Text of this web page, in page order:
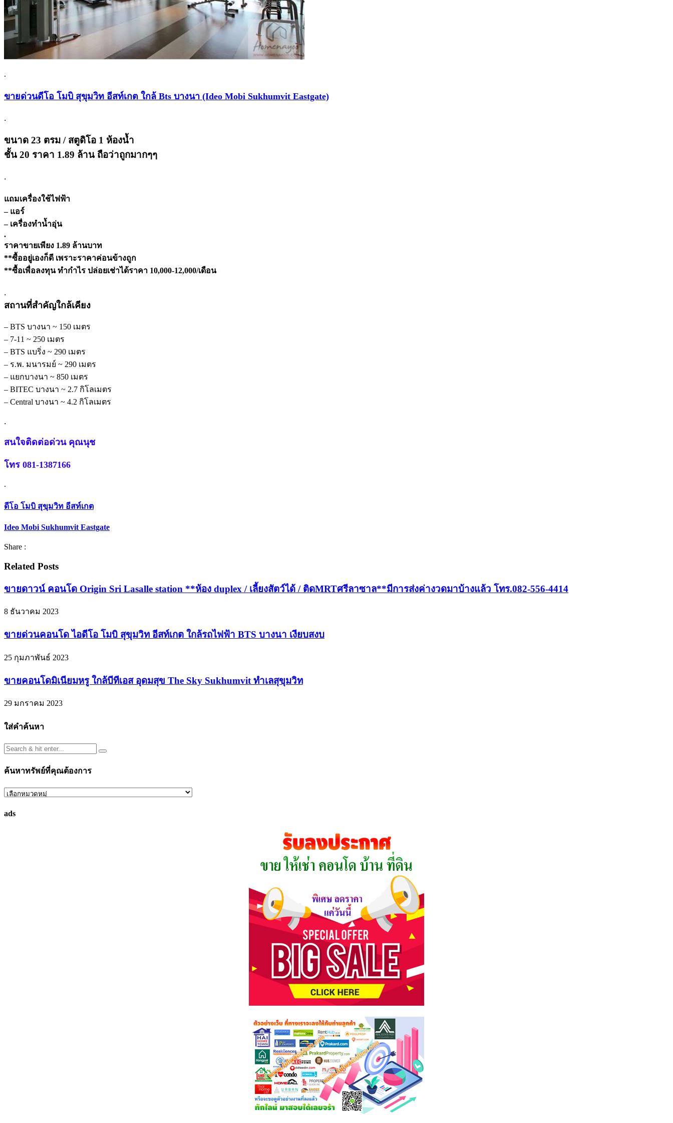
.
ขายด่วนดีโอ โมบิ สุขุมวิท อีสท์เกต ใกล้ Bts บางนา (Ideo Mobi Sukhumvit Eastgate)
.
ขนาด 23 ตรม / สตูดิโอ 1 ห้องน้ำ
ชั้น 20 ราคา 1.89 ล้าน ถือว่าถูกมากๆๆ
.
แถมเครื่องใช้ไฟฟ้า
– แอร์
– เครื่องทำน้ำอุ่น
.
ราคาขายเพียง 1.89 ล้านบาท
**ซื้ออยู่เองก็ดี เพราะราคาค่อนข้างถูก
**ซื้อเพื่อลงทุน ทำกำไร ปล่อยเช่าได้ราคา 10,000-12,000/เดือน
.
สถานที่สำคัญใกล้เคียง
– BTS บางนา ~ 150 เมตร
– 7-11 ~ 250 เมตร
– BTS แบริ่ง ~ 290 เมตร
– ร.พ. มนารมย์ ~ 290 เมตร
– แยกบางนา ~ 850 เมตร
– BITEC บางนา ~ 2.7 กิโลเมตร
– Central บางนา ~ 4.2 กิโลเมตร
.
สนใจติดต่อด่วน คุณนุช
โทร 081-1387166
.
ดีโอ โมบิ สุขุมวิท อีสท์เกต
Ideo Mobi Sukhumvit Eastgate
Share :
Related Posts
ขายดาวน์ คอนโด Origin Sri Lasalle station **ห้อง duplex / เลี้ยงสัตว์ได้ / ติดMRTศรีลาซาล**มีการส่งค่างวดมาบ้างแล้ว โทร.082-556-4414
8 ธันวาคม 2023
ขายด่วนคอนโด ไอดีโอ โมบิ สุขุมวิท อีสท์เกต ใกล้รถไฟฟ้า BTS บางนา เงียบสงบ
25 กุมภาพันธ์ 2023
ขายคอนโดมิเนียมหรู ใกล้บีทีเอส อุดมสุข The Sky Sukhumvit ทำเลสุขุมวิท
29 มกราคม 2023
ใส่คำค้นหา
ค้นหาทรัพย์ที่คุณต้องการ
ค้นหา
ที่
ads